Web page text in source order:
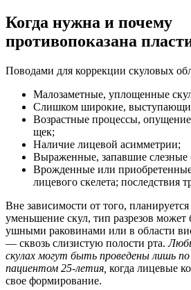
Когда нужна и почему
противопоказана
Поводами для коррекции скуловых
Малозаметные, уплощенные
Слишком широкие,
Возрастные процессы,
щек;
Наличие лицевой асимметрии;
Выраженные, запавшие слезные
Врожденные или
лицевого скелета; последствия
Вне зависимости от того,
уменьшение скул, тип разрезов
ушными раковинами или в области
— сквозь слизистую полости рта.
скулах могут быть проведены лишь
пациентом 25-летия, когда лицевые
свое формирование.